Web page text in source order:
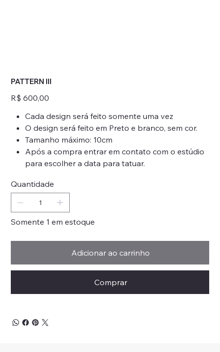
PATTERN III
Preço
R$ 600,00
Cada design será feito somente uma vez
O design será feito em Preto e branco, sem cor.
Tamanho máximo: 10cm
Após a compra entrar em contato com o estúdio
para escolher a data para tatuar.
Quantidade
Somente 1 em estoque
Adicionar ao carrinho
Comprar